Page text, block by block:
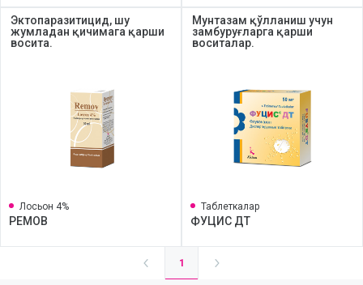
Эктопаразитицид, шу
жумладан қичимага қарши
восита.
Лосьон 4%
РЕМОВ
Мунтазам қўлланиш учун
замбуруғларга қарши
воситалар.
Таблеткалар
ФУЦИС ДТ
1